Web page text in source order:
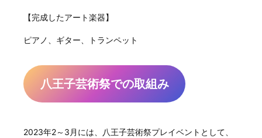
【完成したアート楽器】
ピアノ、ギター、トランペット
八王子芸術祭での取組み
2023年2～3月には、八王子芸術祭プレイベントとして、